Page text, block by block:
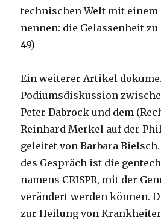
technischen Welt mit einem
nennen: die Gelassenheit zu
49)
Ein weiterer Artikel
Podiumsdiskussion
Peter Dabrock und dem
Reinhard Merkel auf der
geleitet von Barbara
des Gespräch ist die
namens CRISPR, mit der
verändert werden können.
zur Heilung von